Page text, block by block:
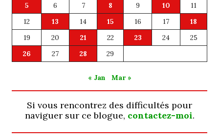
5
6 7 8 9 10
11
12
13 14 15 16 17
18
19
20 21 22 23 24
25
26
27 28 29
« Jan Mar »
Si vous rencontrez des difficultés pour
naviguer sur ce blogue, contactez-moi.